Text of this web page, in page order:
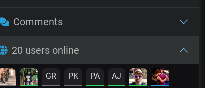
Comments
20 users online
GR PK PA AJ